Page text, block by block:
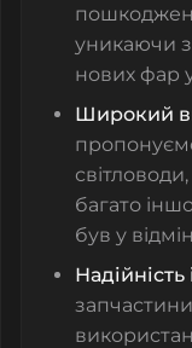
уникаючи
нових фар
Широкий
світловоди,
багато
був у
Надійність